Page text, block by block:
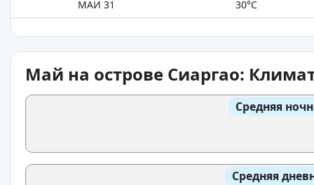
МАЙ 31 30°C
Май на острове Сиаргао:
Средняя
Средняя